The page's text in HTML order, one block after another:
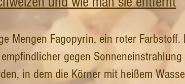
Mengen Fagopyrin, ein roter
gegen
in dem die Körner mit heißem